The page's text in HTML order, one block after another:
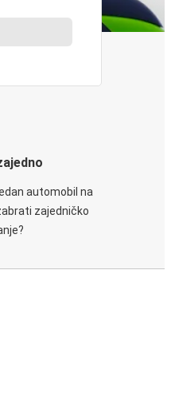
automobil na
zajedničko